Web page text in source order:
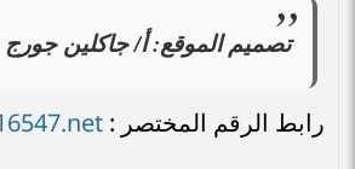
تصميم الموقع: أ/ جاكلين جورج
رابط الرقم المختصر :